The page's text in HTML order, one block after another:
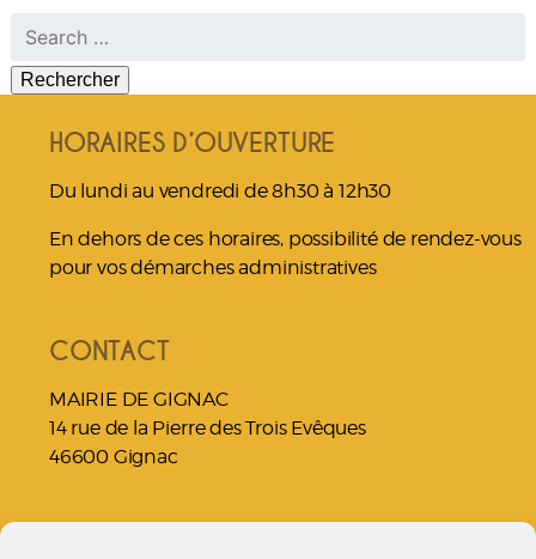
Rechercher :
HORAIRES D’OUVERTURE
Du lundi au vendredi de 8h30 à 12h30
En dehors de ces horaires, possibilité de rendez-vous
pour vos démarches administratives
CONTACT
MAIRIE DE GIGNAC
14 rue de la Pierre des Trois Evêques
46600 Gignac